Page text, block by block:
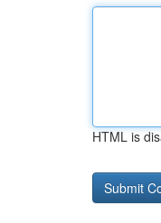
HTML is